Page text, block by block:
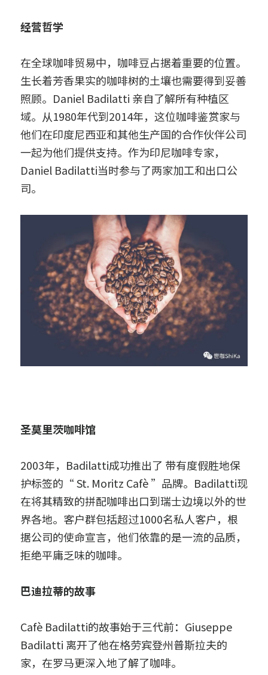
经营哲学
在全球咖啡贸易中，咖啡豆占据着重要的位置。
生长着芳香果实的咖啡树的土壤也需要得到妥善
照顾。Daniel Badilatti 亲自了解所有种植区
域。从1980年代到2014年，这位咖啡鉴赏家与
他们在印度尼西亚和其他生产国的合作伙伴公司
一起为他们提供支持。作为印尼咖啡专家，
Daniel Badilatti当时参与了两家加工和出口公
司。
圣莫里茨咖啡馆
2003年，Badilatti成功推出了 带有度假胜地保
护标签的“ St. Moritz Cafè ”品牌。Badilatti现
在将其精致的拼配咖啡出口到瑞士边境以外的世
界各地。客户群包括超过1000名私人客户，根
据公司的使命宣言，他们依靠的是一流的品质，
拒绝平庸乏味的咖啡。
巴迪拉蒂的故事
Cafè Badilatti的故事始于三代前：Giuseppe
Badilatti 离开了他在格劳宾登州普斯拉夫的
家，在罗马更深入地了解了咖啡。